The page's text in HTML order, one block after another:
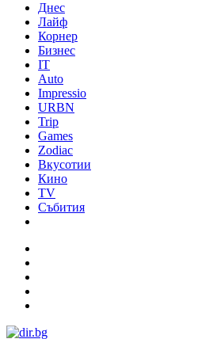
Днес
Лайф
Корнер
Бизнес
IT
Auto
Impressio
URBN
Trip
Games
Zodiac
Вкусотии
Кино
TV
Събития